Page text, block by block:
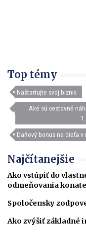
Top témy
Naštartujte svoj biznis
Aké sú cestovné
Daňový bonus na dieťa v
Najčítanejšie
Ako vstúpiť do
odmeňovania
Spoločensky
Ako zvýšiť základné